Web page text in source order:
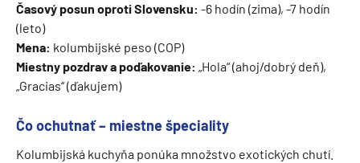
Časový posun oproti Slovensku: -6 hodín (zima), -7 hodín
(leto)
Mena: kolumbijské peso (COP)
Miestny pozdrav a poďakovanie: „Hola“ (ahoj/dobrý deň),
„Gracias“ (ďakujem)
Čo ochutnať – miestne špeciality
Kolumbijská kuchyňa ponúka množstvo exotických chutí.